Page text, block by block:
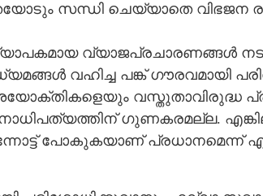
സന്ധി ചെയ്യാതെ വിഭജന
വ്യാജപ്രചാരണങ്ങൾ
വഹിച്ച പങ്ക് ഗൗരവമായി
വസ്തുതാവിരുദ്ധ
ഗുണകരമല്ല.
പോകുകയാണ്
ഫലം അപ്രതീക്ഷിതം, ഇനി
തുറന്ന
ഒടുവിൽ മൗനം വെടിഞ്ഞ്